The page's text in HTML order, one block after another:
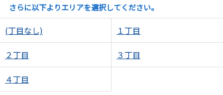
さらに以下よりエリアを選択してください。
(丁目なし) １丁目
２丁目 ３丁目
４丁目